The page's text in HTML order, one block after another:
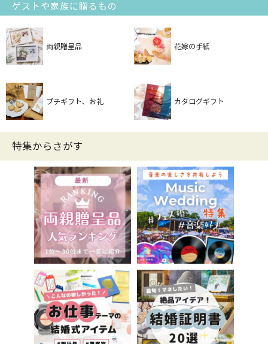
ゲストや家族に贈るもの
両親贈呈品 花嫁の手紙
プチギフト、お礼 カタログギフト
特集からさがす